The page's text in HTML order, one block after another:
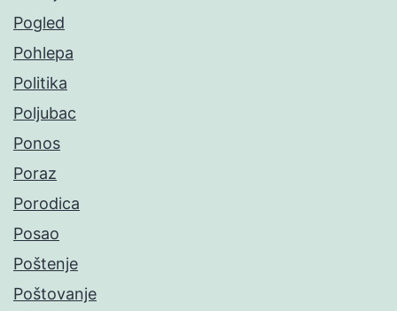
Pogled
Pohlepa
Politika
Poljubac
Ponos
Poraz
Porodica
Posao
Poštenje
Poštovanje